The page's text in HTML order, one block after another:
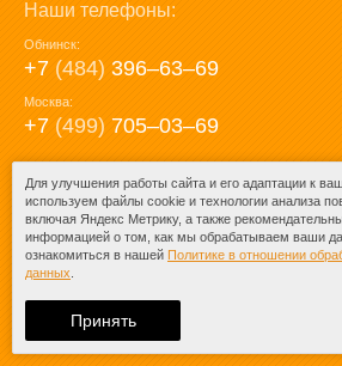
Наши телефоны:
Обнинск:
+7 (484) 396‒63‒69
Москва:
+7 (499) 705‒03‒69
E-mail:
mail@posuda40.ru
При любом копировании информации
ссылка на
Для улучшения работы сайта и его адаптации к
используем файлы cookie и технологии анализа
включая Яндекс Метрику, а также
информацией о том, как мы обрабатываем ваши
ознакомиться в нашей Политике в отношении
данных
Принять